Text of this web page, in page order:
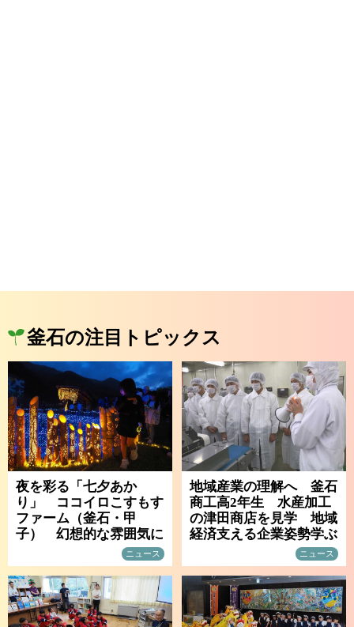
釜石の注目トピックス
夜を彩る「七夕あか
り」 ココイロこすもす
ファーム（釜石・甲
子） 幻想的な雰囲気に
ニュース
地域産業の理解へ 釜石
商工高2年生 水産加工
の津田商店を見学 地域
経済支える企業姿勢学ぶ
ニュース